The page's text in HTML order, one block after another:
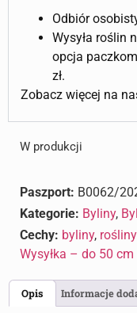
Odbiór
Wysyła roślin
opcja
zł.
Zobacz więcej na
W produkcji
Paszport: B0062/
Kategorie: Byliny,
Cechy: byliny,
Wysyłka – do 50 cm
Opis Informacje